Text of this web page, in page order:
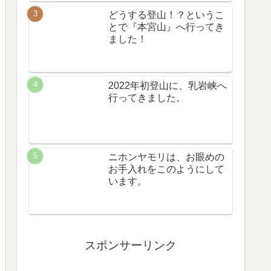
どうする登山！？というこ
とで『本宮山』へ行ってき
ました！
2022年初登山に、乳岩峡へ
行ってきました。
ニホンヤモリは、お眼めの
お手入れをこのようにして
います。
スポンサーリンク